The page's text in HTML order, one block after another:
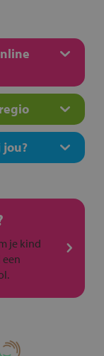
je kind